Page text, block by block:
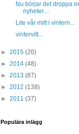
Nu börjar det droppa in
nyheter....
Lite vår mitt i vintern...
vintervitt...
► 2015 (20)
► 2014 (48)
► 2013 (87)
► 2012 (138)
► 2011 (37)
Populära inlägg